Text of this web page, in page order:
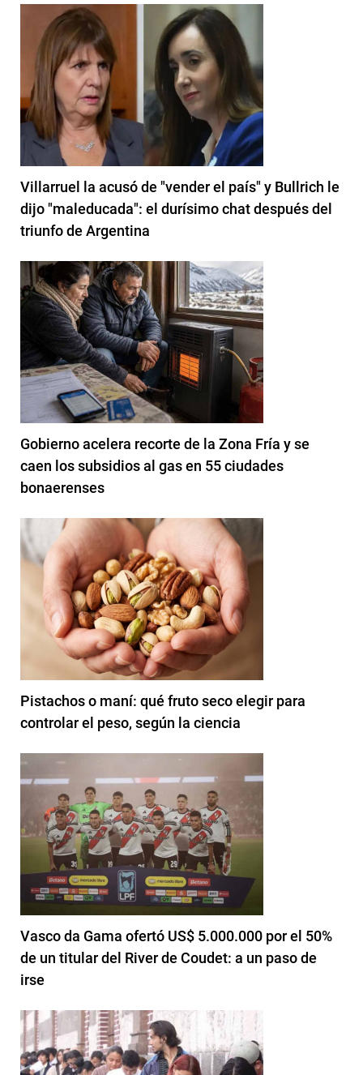
Villarruel la acusó de "vender el país" y Bullrich le
dijo "maleducada": el durísimo chat después del
triunfo de Argentina
Gobierno acelera recorte de la Zona Fría y se
caen los subsidios al gas en 55 ciudades
bonaerenses
Pistachos o maní: qué fruto seco elegir para
controlar el peso, según la ciencia
Vasco da Gama ofertó US$ 5.000.000 por el 50%
de un titular del River de Coudet: a un paso de
irse